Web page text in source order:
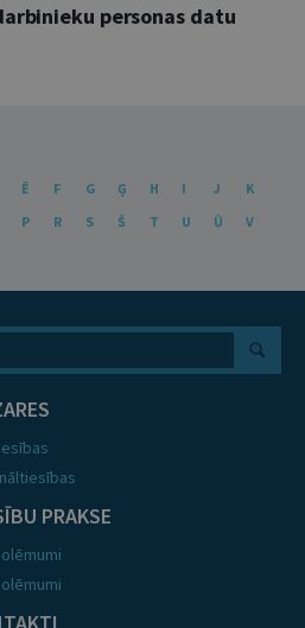
personas datu
Ē F G Ģ H I J
K
P R S Š T U Ū
V
PRAKSE